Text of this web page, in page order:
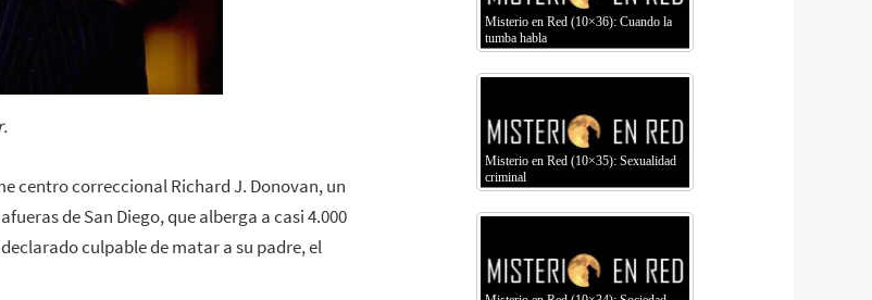
centro correccional Richard J. Donovan, un
de San Diego, que alberga a casi 4.000
culpable de matar a su padre, el
Misterio en Red (10×36): Cuando la
tumba habla
Misterio en Red (10×35): Sexualidad
criminal